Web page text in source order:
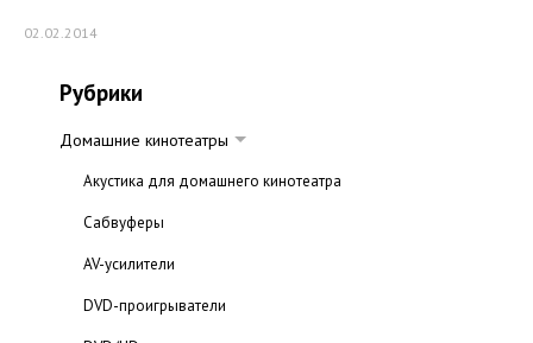
Рубрики
Домашние кинотеатры
Акустика для домашнего кинотеатра
Сабвуферы
AV-усилители
DVD-проигрыватели
02.02.2014